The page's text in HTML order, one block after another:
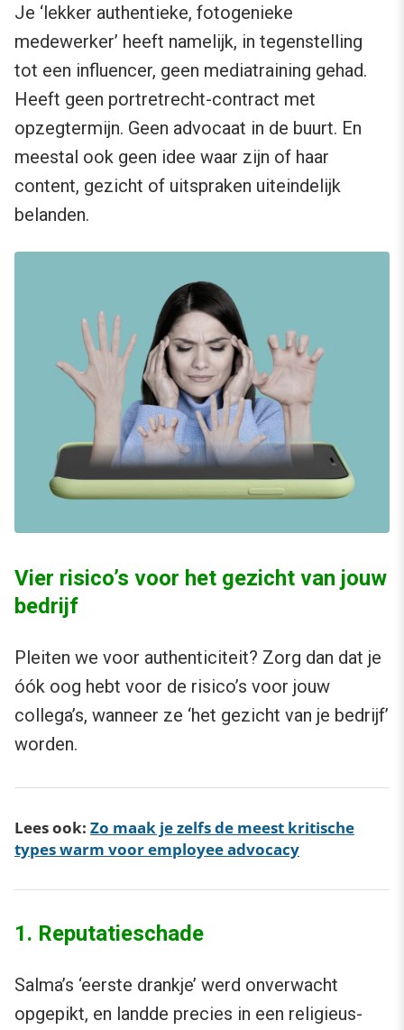
Je ‘lekker authentieke, fotogenieke
medewerker’ heeft namelijk, in tegenstelling
tot een influencer, geen mediatraining gehad.
Heeft geen portretrecht-contract met
opzegtermijn. Geen advocaat in de buurt. En
meestal ook geen idee waar zijn of haar
content, gezicht of uitspraken uiteindelijk
belanden.
Vier risico’s voor het gezicht van jouw
bedrijf
Pleiten we voor authenticiteit? Zorg dan dat je
óók oog hebt voor de risico’s voor jouw
collega’s, wanneer ze ‘het gezicht van je bedrijf’
worden.
Lees ook: Zo maak je zelfs de meest kritische
types warm voor employee advocacy
1. Reputatieschade
Salma’s ‘eerste drankje’ werd onverwacht
opgepikt, en landde precies in een religieus-